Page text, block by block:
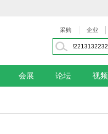
采购 企业
会展 论坛 视频